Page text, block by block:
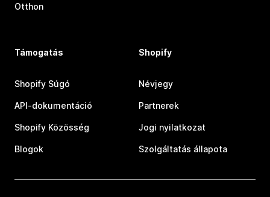
Otthon
Támogatás
Shopify Súgó
API-dokumentáció
Shopify Közösség
Blogok
Shopify
Névjegy
Partnerek
Jogi nyilatkozat
Szolgáltatás állapota